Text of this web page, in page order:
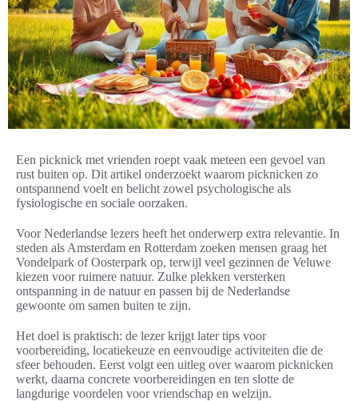
Een picknick met vrienden roept vaak meteen een gevoel van
rust buiten op. Dit artikel onderzoekt waarom picknicken zo
ontspannend voelt en belicht zowel psychologische als
fysiologische en sociale oorzaken.
Voor Nederlandse lezers heeft het onderwerp extra relevantie. In
steden als Amsterdam en Rotterdam zoeken mensen graag het
Vondelpark of Oosterpark op, terwijl veel gezinnen de Veluwe
kiezen voor ruimere natuur. Zulke plekken versterken
ontspanning in de natuur en passen bij de Nederlandse
gewoonte om samen buiten te zijn.
Het doel is praktisch: de lezer krijgt later tips voor
voorbereiding, locatiekeuze en eenvoudige activiteiten die de
sfeer behouden. Eerst volgt een uitleg over waarom picknicken
werkt, daarna concrete voorbereidingen en ten slotte de
langdurige voordelen voor vriendschap en welzijn.